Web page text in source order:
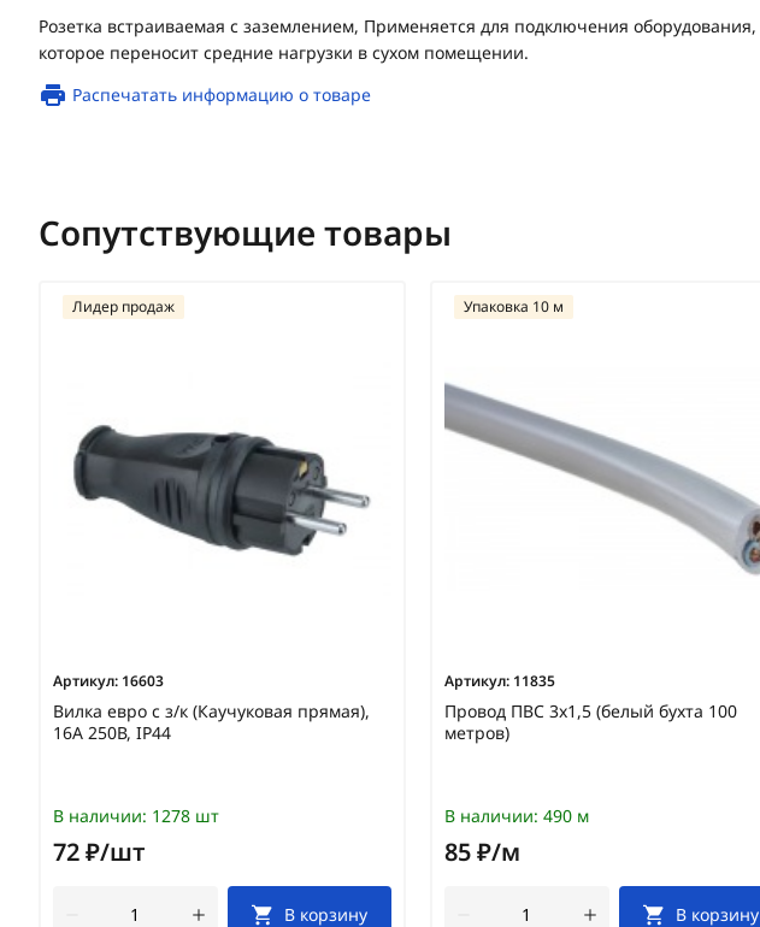
Розетка встраиваемая с заземлением, Применяется для подключения оборудования,
которое переносит средние нагрузки в сухом помещении.
Распечатать информацию о товаре
Сопутствующие товары
Артикул: 16603
Вилка евро с з/к (Каучуковая прямая),
16А 250В, IP44
Лидер продаж
В наличии: 1278 шт
72 ₽/шт
В корзину
Артикул: 11835
Провод ПВС 3х1,5 (белый бухта 100
метров)
Упаковка 10 м
В наличии: 490 м
85 ₽/м
В корзину